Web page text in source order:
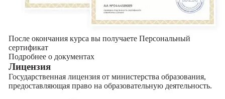
После окончания курса вы получаете Персональный
сертификат
Подробнее о документах
Лицензия
Государственная лицензия от министерства образования,
предоставляющая право на образовательную деятельность.